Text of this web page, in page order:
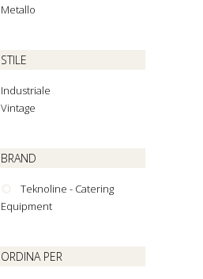
Metallo
STILE
Industriale
Vintage
BRAND
Teknoline - Catering
Equipment
ORDINA PER